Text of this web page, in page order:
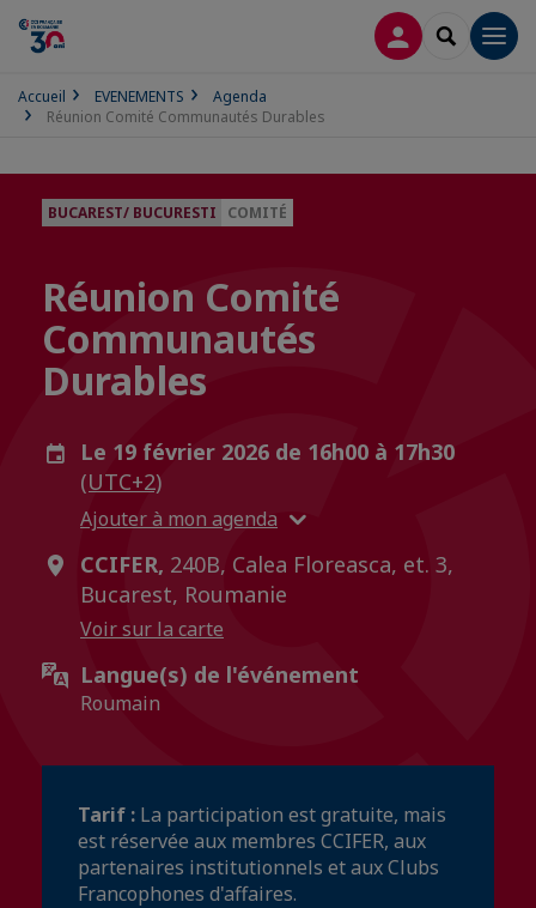
CONNEXION
Accueil EVENEMENTS
Agenda
Réunion Comité Communautés Durables
BUCAREST/ BUCURESTI COMITÉ
Réunion Comité
Communautés
Durables
Le 19 février 2026 de 16h00 à 17h30
(UTC+2)
Ajouter à mon agenda
CCIFER, 240B, Calea Floreasca, et. 3,
Bucarest, Roumanie
Voir sur la carte
Langue(s) de l'événement
Roumain
Tarif : La participation est gratuite, mais
est réservée aux membres CCIFER, aux
partenaires institutionnels et aux Clubs
Francophones d'affaires.